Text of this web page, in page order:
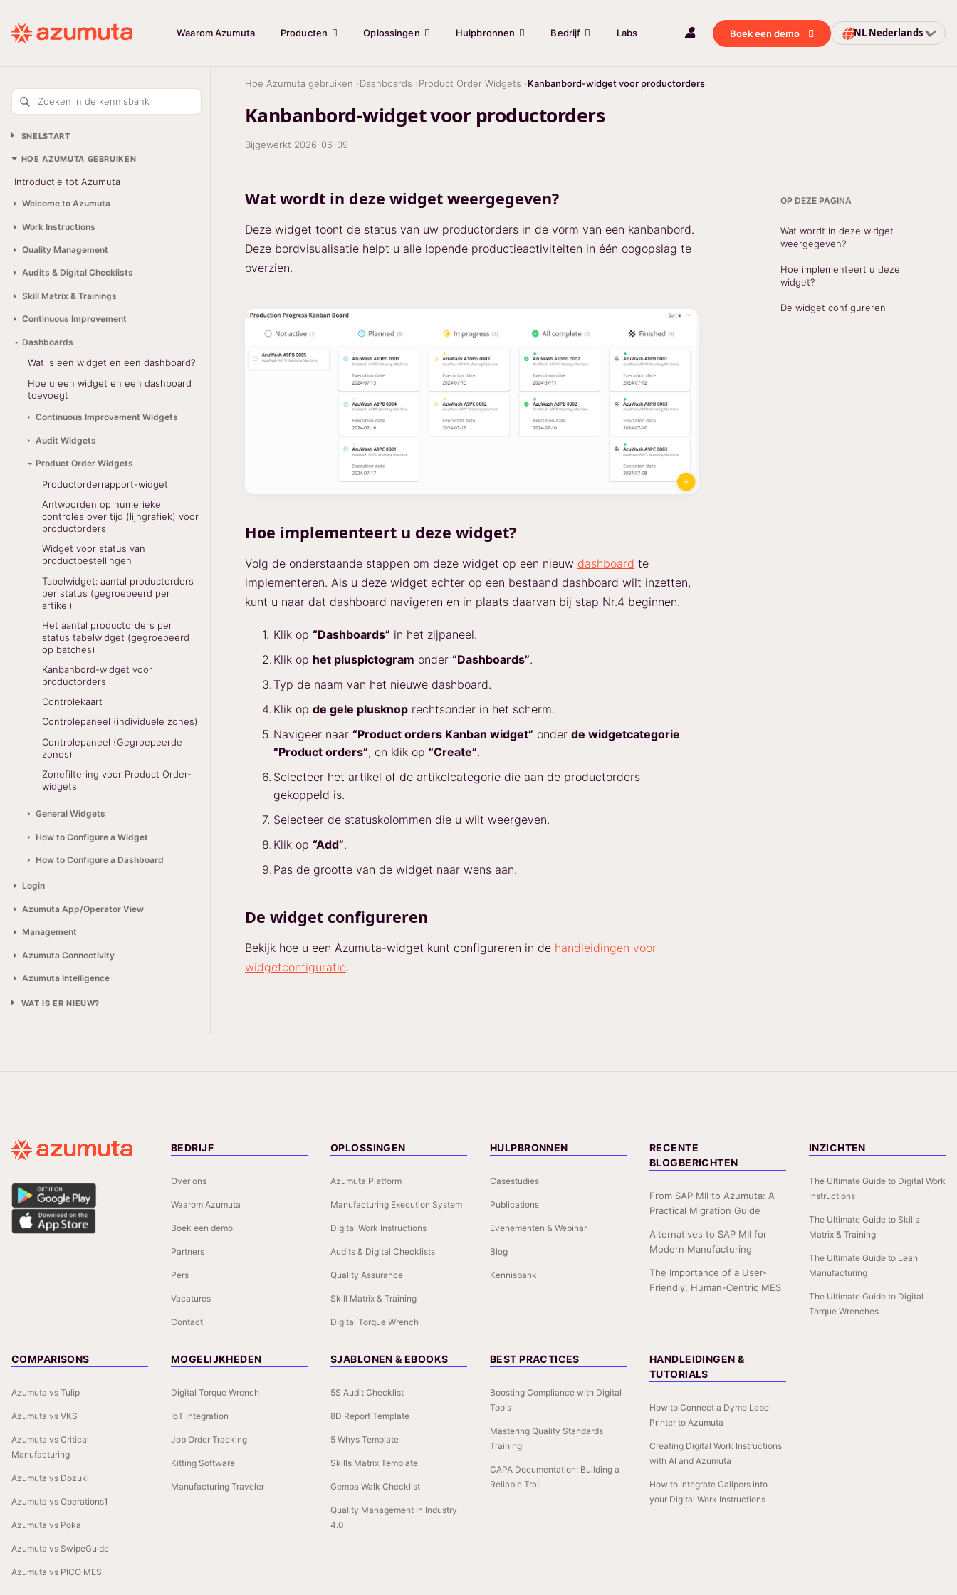
Waarom Azumuta Producten Oplossingen Hulpbronnen Bedrijf Labs Boek een demo NL Nederlands
Zoeken in de kennisbank
SNELSTART
HOE AZUMUTA GEBRUIKEN
Introductie tot Azumuta
Welcome to Azumuta
Work Instructions
Quality Management
Audits & Digital Checklists
Skill Matrix & Trainings
Continuous Improvement
Dashboards
Wat is een widget en een dashboard?
Hoe u een widget en een dashboard
toevoegt
Continuous Improvement Widgets
Audit Widgets
Product Order Widgets
Productorderrapport-widget
Antwoorden op numerieke
controles over tijd (lijngrafiek) voor
productorders
Widget voor status van
productbestellingen
Tabelwidget: aantal productorders
per status (gegroepeerd per
artikel)
Het aantal productorders per
status tabelwidget (gegroepeerd
op batches)
Kanbanbord-widget voor
productorders
Controlekaart
Controlepaneel (individuele zones)
Controlepaneel (Gegroepeerde
zones)
Zonefiltering voor Product Order-
widgets
General Widgets
How to Configure a Widget
How to Configure a Dashboard
Login
Azumuta App/Operator View
Management
Azumuta Connectivity
Azumuta Intelligence
WAT IS ER NIEUW?
Hoe Azumuta gebruiken Dashboards Product Order Widgets Kanbanbord-widget voor productorders
Kanbanbord-widget voor productorders
Bijgewerkt 2026-06-09
Wat wordt in deze widget weergegeven?
Deze widget toont de status van uw productorders in de vorm van een kanbanbord.
Deze bordvisualisatie helpt u alle lopende productieactiviteiten in één oogopslag te
overzien.
Hoe implementeert u deze widget?
Volg de onderstaande stappen om deze widget op een nieuw dashboard te
implementeren. Als u deze widget echter op een bestaand dashboard wilt inzetten,
kunt u naar dat dashboard navigeren en in plaats daarvan bij stap Nr.4 beginnen.
Klik op “Dashboards” in het zijpaneel.
Klik op het pluspictogram onder “Dashboards”.
Typ de naam van het nieuwe dashboard.
Klik op de gele plusknop rechtsonder in het scherm.
Navigeer naar “Product orders Kanban widget” onder de widgetcategorie
“Product orders”, en klik op “Create”.
Selecteer het artikel of de artikelcategorie die aan de productorders
gekoppeld is.
Selecteer de statuskolommen die u wilt weergeven.
Klik op “Add”.
Pas de grootte van de widget naar wens aan.
De widget configureren
Bekijk hoe u een Azumuta-widget kunt configureren in de handleidingen voor
widgetconfiguratie.
OP DEZE PAGINA
Wat wordt in deze widget
weergegeven?
Hoe implementeert u deze
widget?
De widget configureren
BEDRIJF
Over ons
Waarom Azumuta
Boek een demo
Partners
Pers
Vacatures
Contact
OPLOSSINGEN
Azumuta Platform
Manufacturing Execution System
Digital Work Instructions
Audits & Digital Checklists
Quality Assurance
Skill Matrix & Training
Digital Torque Wrench
HULPBRONNEN
Casestudies
Publications
Evenementen & Webinar
Blog
Kennisbank
RECENTE
BLOGBERICHTEN
From SAP MII to Azumuta: A
Practical Migration Guide
Alternatives to SAP MII for
Modern Manufacturing
The Importance of a User-
Friendly, Human-Centric MES
INZICHTEN
The Ultimate Guide to Digital Work
Instructions
The Ultimate Guide to Skills
Matrix & Training
The Ultimate Guide to Lean
Manufacturing
The Ultimate Guide to Digital
Torque Wrenches
COMPARISONS
Azumuta vs Tulip
Azumuta vs VKS
Azumuta vs Critical
Manufacturing
Azumuta vs Dozuki
Azumuta vs Operations1
Azumuta vs Poka
Azumuta vs SwipeGuide
Azumuta vs PICO MES
MOGELIJKHEDEN
Digital Torque Wrench
IoT Integration
Job Order Tracking
Kitting Software
Manufacturing Traveler
SJABLONEN & EBOOKS
5S Audit Checklist
8D Report Template
5 Whys Template
Skills Matrix Template
Gemba Walk Checklist
Quality Management in Industry
4.0
BEST PRACTICES
Boosting Compliance with Digital
Tools
Mastering Quality Standards
Training
CAPA Documentation: Building a
Reliable Trail
HANDLEIDINGEN &
TUTORIALS
How to Connect a Dymo Label
Printer to Azumuta
Creating Digital Work Instructions
with AI and Azumuta
How to Integrate Calipers into
your Digital Work Instructions